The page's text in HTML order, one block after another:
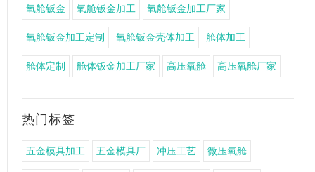
氧舱钣金 氧舱钣金加工 氧舱钣金加工厂家
氧舱钣金加工定制 氧舱钣金壳体加工 舱体加工
舱体定制 舱体钣金加工厂家 高压氧舱 高压氧舱厂家
热门标签
五金模具加工 五金模具厂 冲压工艺 微压氧舱